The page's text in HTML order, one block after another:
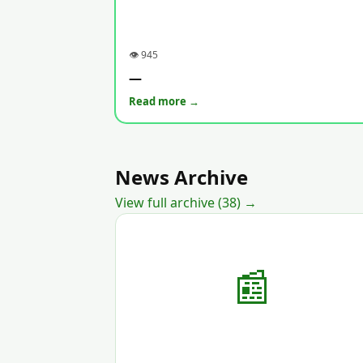
👁 945
—
Read more →
News Archive
View full archive (38) →
📰